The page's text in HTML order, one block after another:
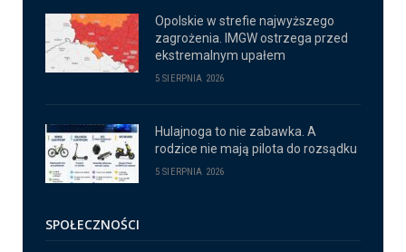
Opolskie w strefie najwyższego
zagrożenia. IMGW ostrzega przed
ekstremalnym upałem
5 SIERPNIA 2026
Hulajnoga to nie zabawka. A
rodzice nie mają pilota do rozsądku
5 SIERPNIA 2026
SPOŁECZNOŚCI